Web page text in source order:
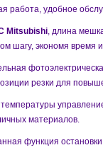
работа, удобное
Mitsubishi , длина
шагу, экономя время и
резки для
материалов.
функция